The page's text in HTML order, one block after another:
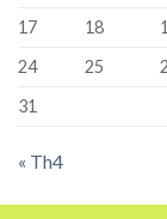
17
18
24
25
31
« Th4